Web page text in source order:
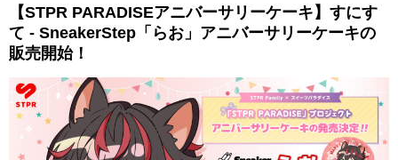
【STPR PARADISEアニバーサリーケーキ】すにす
て - SneakerStep「らお」アニバーサリーケーキの
販売開始！